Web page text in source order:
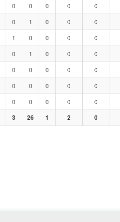
0 0 0 0 0
0 1 0 0 0
1 0 0 0 0
0 1 0 0 0
0 0 0 0 0
0 0 0 0 0
0 0 0 0 0
3 26 1 2 0